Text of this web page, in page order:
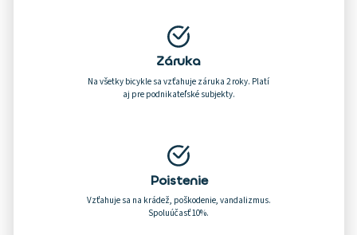
Záruka
Na všetky bicykle sa vzťahuje záruka 2 roky. Platí
aj pre podnikateľské subjekty.
Poistenie
Vzťahuje sa na krádež, poškodenie, vandalizmus.
Spoluúčasť 10%.